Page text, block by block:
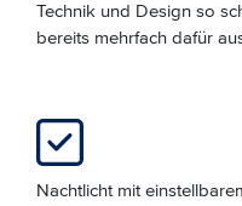
Technik und Design so
bereits mehrfach dafür
Nachtlicht mit